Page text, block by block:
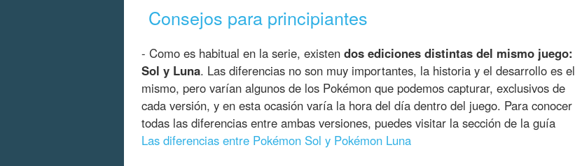
Consejos para principiantes
- Como es habitual en la serie, existen dos ediciones distintas del mismo juego:
Sol y Luna. Las diferencias no son muy importantes, la historia y el desarrollo es el
mismo, pero varían algunos de los Pokémon que podemos capturar, exclusivos de
cada versión, y en esta ocasión varía la hora del día dentro del juego. Para conocer
todas las diferencias entre ambas versiones, puedes visitar la sección de la guía
Las diferencias entre Pokémon Sol y Pokémon Luna